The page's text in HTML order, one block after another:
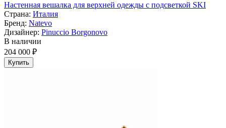
Настенная вешалка для верхней одежды с подсветкой SKI
Страна: Италия
Бренд: Natevo
Дизайнер: Pinuccio Borgonovo
В наличии
204 000 ₽
Купить